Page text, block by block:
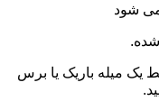
یک میله باریک یا برس